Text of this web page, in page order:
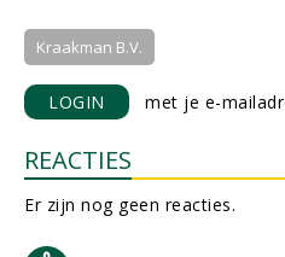
Kraakman B.V.
LOGIN met je e-
REACTIES
Er zijn nog geen reacties.